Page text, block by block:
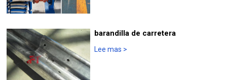
barandilla de carretera
Lee mas >